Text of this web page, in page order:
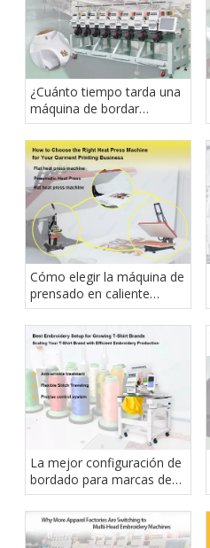
¿Cuánto tiempo tarda una
máquina de bordar
industrial en amortizarse?
Cómo elegir la máquina de
prensado en caliente
adecuada para su negocio
de impresión de prendas
La mejor configuración de
bordado para marcas de
camisetas en crecimiento